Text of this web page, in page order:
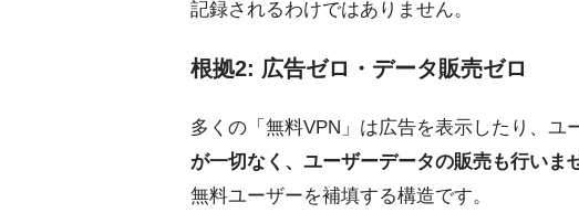
記録されるわけではありません。
根拠2: 広告ゼロ・データ販売ゼロ
多くの「無料VPN」は広告を表示したり、
が一切なく、ユーザーデータの販売も行いま
無料ユーザーを補填する構造です。